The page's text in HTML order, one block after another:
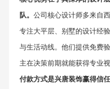
队。 公司核心设计师多来自
专注大平层、别墅的设计经
与生活动线。他们提供免费
主在决策前期就能获得专业视
付款方式是兴唐装饰赢得信